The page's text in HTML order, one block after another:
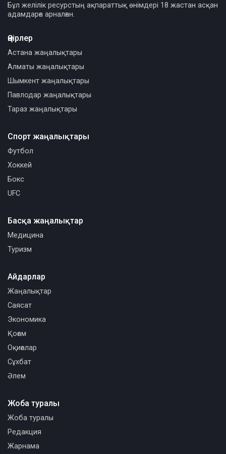
Бұл желілік ресурстың ақпараттық өнімдері 18 жастан асқан
адамдарға арналған.
Өңірлер
Астана жаңалықтары
Алматы жаңалықтары
Шымкент жаңалықтары
Павлодар жаңалықтары
Тараз жаңалықтары
Спорт жаңалықтары
Футбол
Хоккей
Бокс
UFC
Басқа жаңалықтар
Медицина
Туризм
Айдарлар
Жаңалықтар
Саясат
Экономика
Қоғам
Оқиғалар
Сұхбат
Әлем
Жоба туралы
Жоба туралы
Редакция
Жарнама